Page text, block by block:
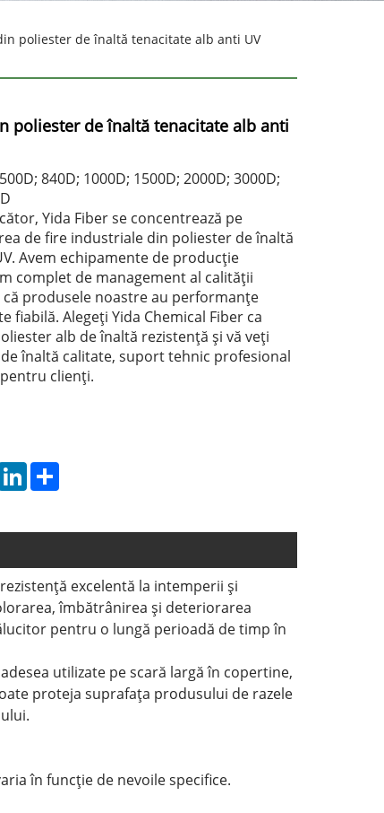
poliester de înaltă tenacitate alb anti UV
poliester de înaltă tenacitate alb anti
840D; 1000D; 1500D; 2000D; 3000D;
Yida Fiber se concentrează pe
de fire industriale din poliester de înaltă
Avem echipamente de producție
complet de management al calității
produsele noastre au performanțe
fiabilă. Alegeți Yida Chemical Fiber ca
alb de înaltă rezistență și vă veți
înaltă calitate, suport tehnic profesional
clienți.
LinkedInShare
excelentă la intemperii și
îmbătrânirea și deteriorarea
pentru o lungă perioadă de timp în
utilizate pe scară largă în copertine,
proteja suprafața produsului de razele
în funcție de nevoile specifice.